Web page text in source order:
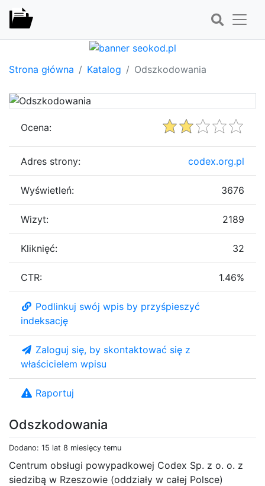
Strona główna Katalog Odszkodowania
Odszkodowania
Dodano: 15 lat 8 miesięcy temu
Centrum obsługi powypadkowej Codex Sp. z o. o. z
siedzibą w Rzeszowie (oddziały w całej Polsce)
Ocena:
Adres strony: codex.org.pl
Wyświetleń: 3676
Wizyt: 2189
Kliknięć: 32
CTR: 1.46%
Podlinkuj swój wpis by przyśpieszyć
indeksację
Zaloguj się, by skontaktować się z
właścicielem wpisu
Raportuj